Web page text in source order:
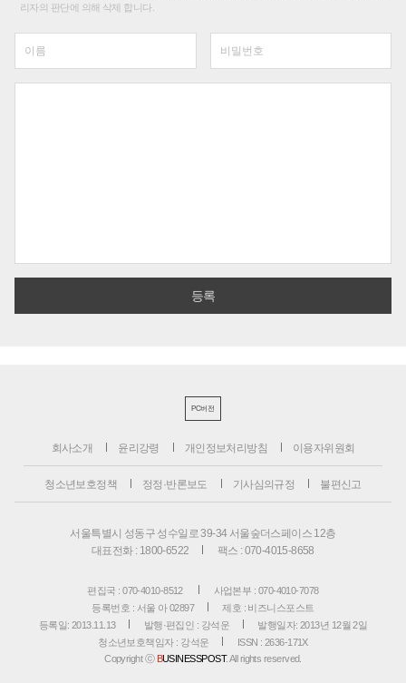
리자의 판단에 의해 삭제 합니다.
PC버전
회사소개 윤리강령 개인정보처리방침 이용자위원회
청소년보호정책 정정·반론보도 기사심의규정 불편신고
서울특별시 성동구 성수일로 39-34 서울숲더스페이스 12층
대표전화 : 1800-6522
팩스 : 070-4015-8658
편집국 : 070-4010-8512
사업본부 : 070-4010-7078
등록번호 : 서울 아 02897
제호 : 비즈니스포스트
등록일: 2013.11.13
발행·편집인 : 강석운
발행일자: 2013년 12월 2일
청소년보호책임자 : 강석운
ISSN : 2636-171X
Copyright ⓒ BUSINESSPOST. All rights reserved.